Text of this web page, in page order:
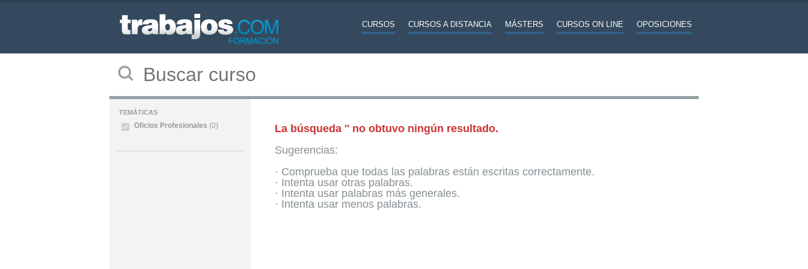
CURSOS CURSOS A DISTANCIA MÁSTERS CURSOS ON LINE OPOSICIONES
TEMÁTICAS
Oficios Profesionales (0)
La búsqueda '' no obtuvo ningún resultado.
Sugerencias:
· Comprueba que todas las palabras están escritas correctamente.
· Intenta usar otras palabras.
· Intenta usar palabras más generales.
· Intenta usar menos palabras.